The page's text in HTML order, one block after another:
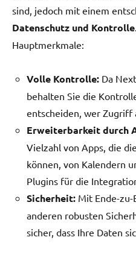
sind, jedoch mit einem
Datenschutz und Kontrolle
Hauptmerkmale:
Volle Kontrolle: Da
behalten Sie die
entscheiden, wer Zugriff
Erweiterbarkeit durch
Vielzahl von Apps, die
können, von Kalendern
Plugins für die
Sicherheit: Mit Ende-zu-
anderen robusten
sicher, dass Ihre Daten